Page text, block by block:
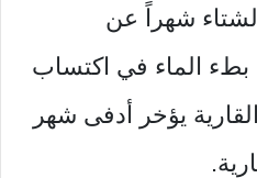
شهراً عن
بطء الماء في اكتساب
يؤخر أدفى شهر